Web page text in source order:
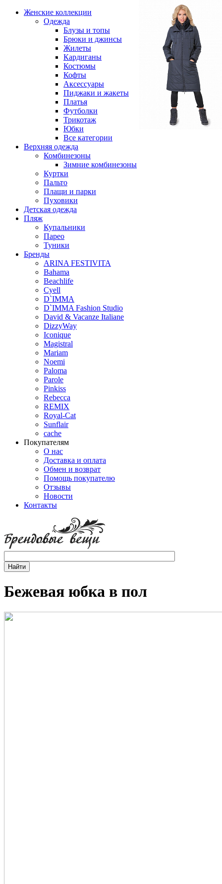
Женские коллекции
Одежда
Блузы и топы
Брюки и джинсы
Жилеты
Кардиганы
Костюмы
Кофты
Аксессуары
Пиджаки и жакеты
Платья
Футболки
Трикотаж
Юбки
Все категории
Верхняя одежда
Комбинезоны
Зимние комбинезоны
Куртки
Пальто
Плащи и парки
Пуховики
Детская одежда
Пляж
Купальники
Парео
Туники
Бренды
ARINA FESTIVITA
Bahama
Beachlife
Cyell
D`IMMA
D`IMMA Fashion Studio
David & Vacanze Italiane
DizzyWay
Iconique
Magistral
Mariam
Noemi
Paloma
Parole
Pinkiss
Rebecca
REMIX
Royal-Cat
Sunflair
cache
Покупателям
О нас
Доставка и оплата
Обмен и возврат
Помощь покупателю
Отзывы
Новости
Контакты
Бежевая юбка в пол